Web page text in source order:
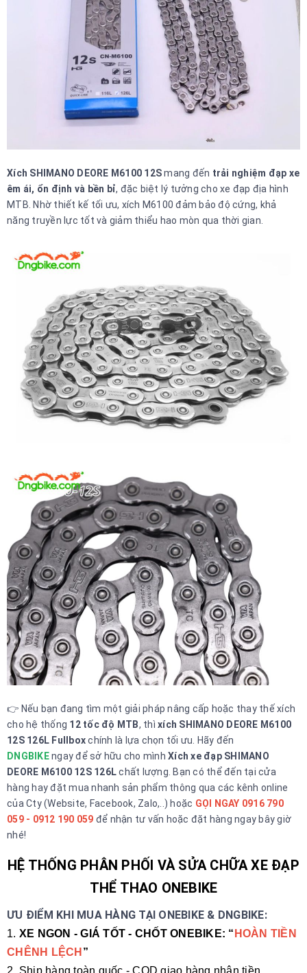
Xích SHIMANO DEORE M6100 12Smang đến trải nghiệm đạp xe
êm ái, ổn định và bền bỉ, đặc biệt lý tưởng cho xe đạp địa hình
MTB. Nhờ thiết kế tối ưu, xích M6100 đảm bảo độ cứng, khả
năng truyền lực tốt và giảm thiểu hao mòn qua thời gian.
👉 Nếu bạn đang tìm một giải pháp nâng cấp hoặc thay thế xích
cho hệ thống 12 tốc độ MTB, thì xích SHIMANO DEORE M6100
12S 126L Fullboxchính là lựa chọn tối ưu. Hãy đến
DNGBIKEngay để sở hữu cho mình Xích xe đạp SHIMANO
DEORE M6100 12S 126Lchất lượng. Bạn có thể đến tại cửa
hàng hay đặt mua nhanh sản phẩm thông qua các kênh online
của Cty (Website, Facebook, Zalo,..) hoặc GỌI NGAY 0916 790
059 - 0912 190 059 để nhận tư vấn hoặc đặt hàng ngay bây giờ
nhé!
HỆ THỐNG PHÂN PHỐI VÀ SỬA CHỮA XE ĐẠP
THỂ THAO ONEBIKE
ƯU ĐIỂM KHI MUA HÀNG TẠI ONEBIKE & DNGBIKE:
1. XE NGON - GIÁ TỐT - CHỐT ONEBIKE: “ HOÀN TIỀN
CHÊNH LỆCH ”
2. Ship hàng toàn quốc - COD giao hàng nhận tiền